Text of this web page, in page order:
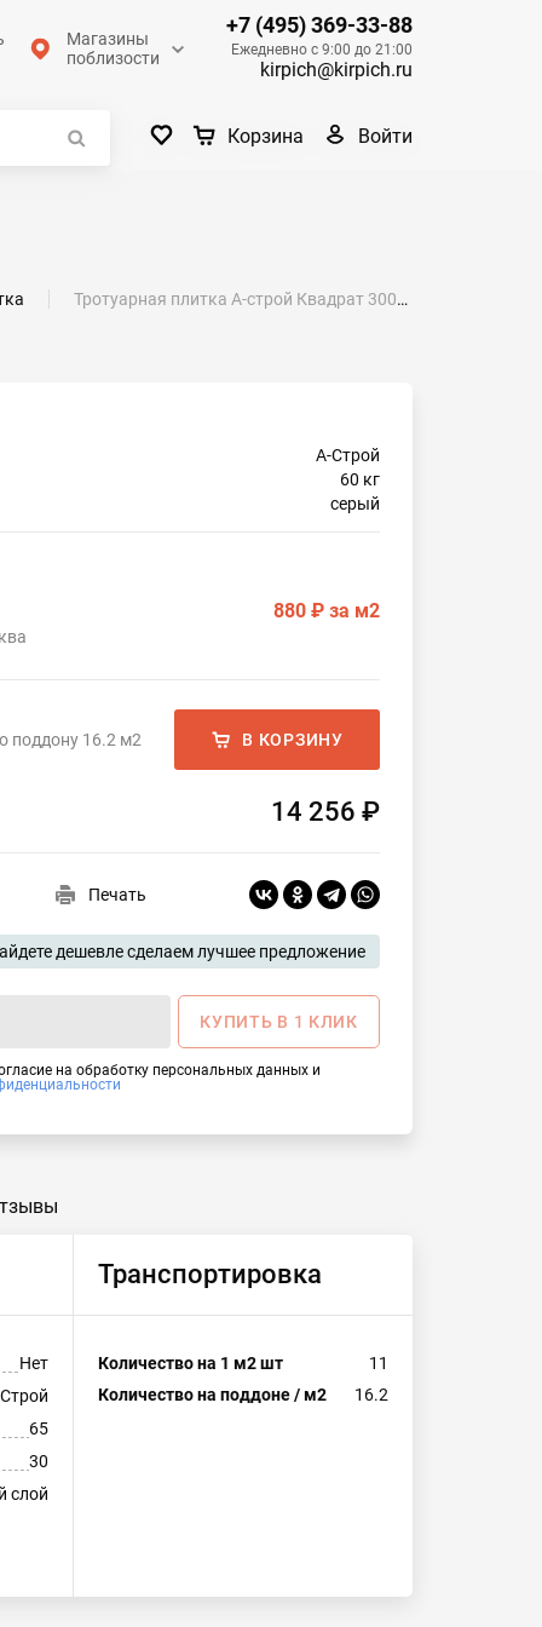
Магазины
поблизости
+7 (495) 369-33-88
Ежедневно с 9:00 до 21:00
kirpich@kirpich.ru
Корзина Войти
Тротуарная плитка А-строй Квадрат 300x300х30 серая гладкая
А-Строй
60 кг
серый
880 ₽ за м2
поддону 16.2 м2 В КОРЗИНУ
14 256 ₽
Печать
дешевле сделаем лучшее предложение
КУПИТЬ В 1 КЛИК
на обработку персональных данных и
Нет
65
30
слой
Транспортировка
Количество на 1 м2 шт
11
Количество на поддоне / м2
16.2